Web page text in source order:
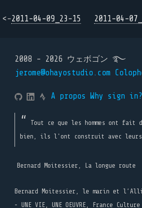
<-2011-04-09_23-15 2011-04-
2008 - 2026 ウェボゴン ࿐
jerome@ohayostudio.com
A propos Why sign in?
Tout ce que les hommes ont fait
bien, ils l'ont construit avec leurs
Bernard Moitessier, La longue route
Bernard Moitessier, le marin et
- UNE VIE, UNE OEUVRE, France Culture